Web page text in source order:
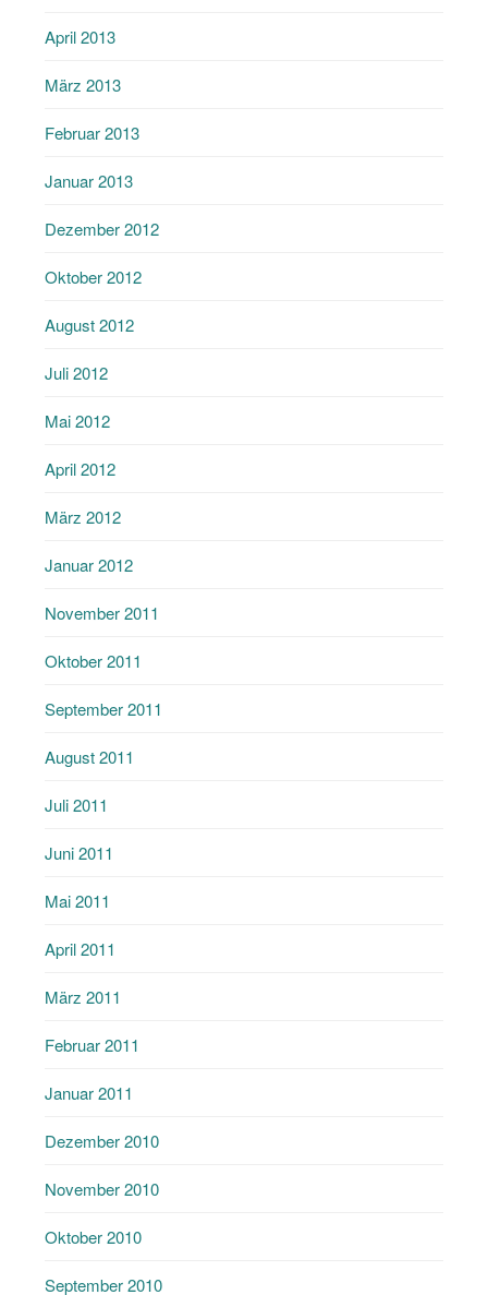
April 2013
März 2013
Februar 2013
Januar 2013
Dezember 2012
Oktober 2012
August 2012
Juli 2012
Mai 2012
April 2012
März 2012
Januar 2012
November 2011
Oktober 2011
September 2011
August 2011
Juli 2011
Juni 2011
Mai 2011
April 2011
März 2011
Februar 2011
Januar 2011
Dezember 2010
November 2010
Oktober 2010
September 2010